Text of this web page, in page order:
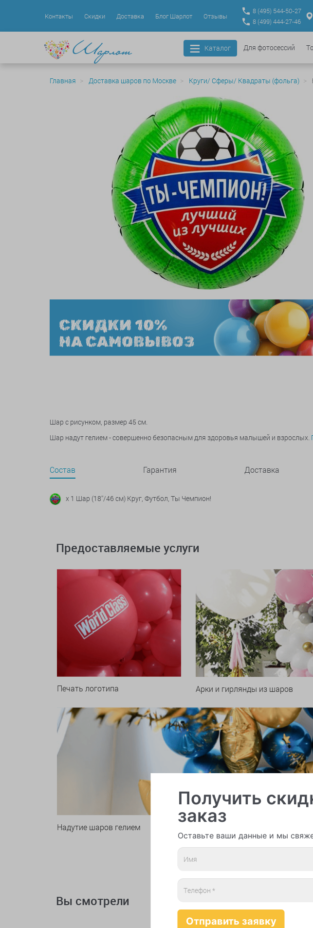
Контакты Скидки Доставка Блог Шарлот Отзывы
8 (495) 544-50-27
8 (499) 444-27-46
Каталог Для фотосессий
Главная Доставка шаров по Москве Круги/ Сферы/ Квадраты (фольга)
Шар с рисунком, размер 45 см.
Шар надут гелием - совершенно безопасным для здоровья малышей и взрослых.
Состав Гарантия Доставка
x 1 Шар (18''/46 см) Круг, Футбол, Ты Чемпион!
Предоставляемые услуги
Печать логотипа Арки и гирлянды из шаров
Надутие шаров гелием
Вы смотрели
Получить
заказ
Оставьте ваши данные и мы